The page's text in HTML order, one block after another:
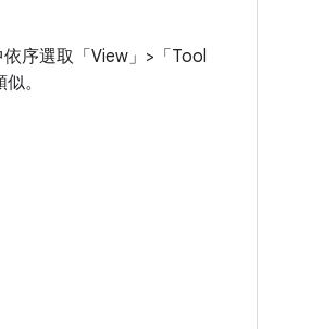
序選取「View」>「Tool
。